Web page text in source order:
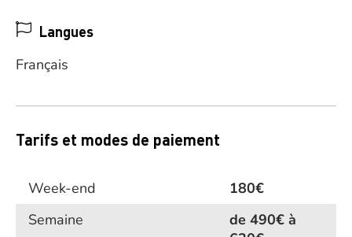
Langues
Français
Tarifs et modes de paiement
Week-end
180€
Semaine
de 490€ à